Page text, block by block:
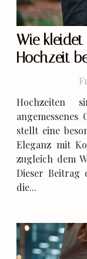
Wie
Hochzeit
Hochzeiten
stellt eine
Eleganz mit
zugleich dem
Dieser Beitrag
die...